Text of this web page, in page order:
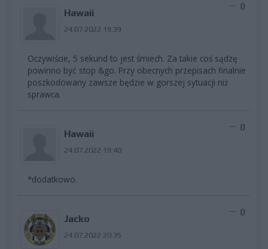
Hawaii
24.07.2022 19:39
0
Oczywiście, 5 sekund to jest śmiech. Za takie coś sądzę
powinno być stop &go. Przy obecnych przepisach finalnie
poszkodowany zawsze będzie w gorszej sytuacji niż
sprawca.
Hawaii
24.07.2022 19:40
0
*dodatkowo.
Jacko
24.07.2022 20:35
0